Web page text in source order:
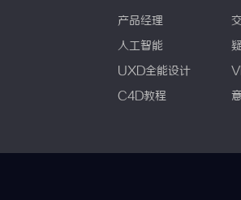
产品经理
人工智能
UXD全能设计
C4D教程